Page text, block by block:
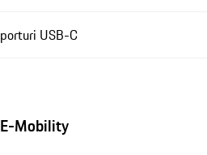
porturi USB-C
E-Mobility